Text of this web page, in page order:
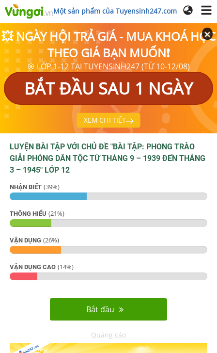
Một sản phẩm của Tuyensinh247.com
💥 NGÀY HỘI TRẢ GIÁ - MUA KHOÁ HỌC
THEO GIÁ BẠN MUỐN❗
🎯 LỚP 1-12 TẠI TUYENSINH247 (TỪ 10-12/08)
BẮT ĐẦU SAU 1 NGÀY
XEM CHI TIẾT
LUYỆN BÀI TẬP VỚI CHỦ ĐỀ "BÀI TẬP: PHONG TRÀO
GIẢI PHÓNG DÂN TỘC TỪ THÁNG 9 – 1939 ĐẾN THÁNG
3 – 1945" LỚP 12
NHẬN BIẾT (39%)
THÔNG HIỂU (21%)
VẬN DỤNG (26%)
VẬN DỤNG CAO (14%)
Bắt đầu
Quảng cáo